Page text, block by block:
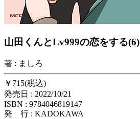
山田くんとLv999の恋をする(6)
著 : ましろ
￥715(税込)
発売日 : 2022/10/21
ISBN : 9784046819147
発 行 : KADOKAWA